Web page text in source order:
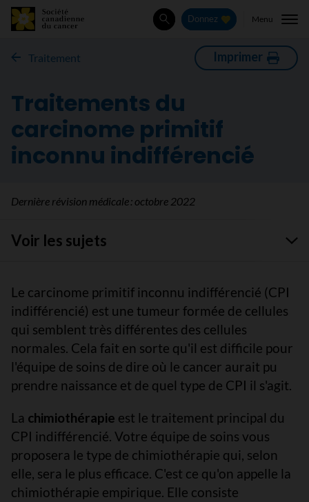
Rechercher
Donnez Menu
Traitement Imprimer
Traitements du
carcinome primitif
inconnu indifférencié
Dernière révision médicale : octobre 2022
Voir les sujets
Le carcinome primitif inconnu indifférencié (CPI
indifférencié) est une tumeur formée de cellules
qui semblent très différentes des cellules
normales. Cela fait en sorte qu'il est difficile pour
l'équipe de soins de dire où le cancer aurait pu
prendre naissance et de quel type de CPI il s'agit.
La chimiothérapie est le traitement principal du
CPI indifférencié. Votre équipe de soins vous
proposera le type de chimiothérapie qui, selon
elle, sera le plus efficace. C'est ce qu'on appelle la
chimiothérapie empirique. Elle consiste